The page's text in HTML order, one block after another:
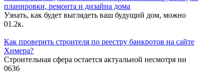
планировки, ремонта и дизайна дома
Узнать, как будет выглядеть ваш будущий дом, можно
01.2к.
Как проверить строителя по реестру банкротов на сайте
Химера?
Строительная сфера остается актуальной несмотря ни
0636